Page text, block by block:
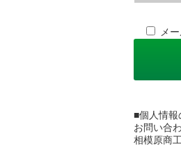
メ
■個人情報
お問い合
相模原商